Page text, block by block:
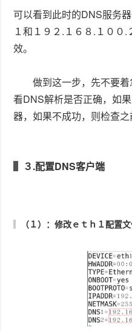
DNS２的IP地址为从属域
（２）：重启网络服务，使刚